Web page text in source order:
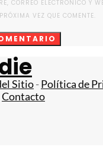
CORREO ELECTRÓNICO Y
VEZ QUE COMENTE.
Sitio-Política de
Contacto